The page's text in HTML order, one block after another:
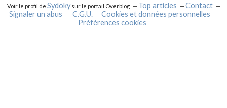
Voir le profil de Sydokysur le portail Overblog Top articles
Contact
Signaler un abus
C.G.U.
Cookies et données personnelles
Préférences cookies